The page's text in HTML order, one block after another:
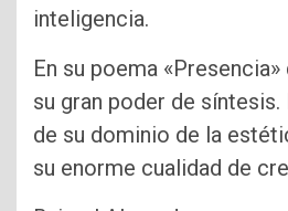
inteligencia.
En su poema
su gran poder de
de su dominio de la
su enorme cualidad de